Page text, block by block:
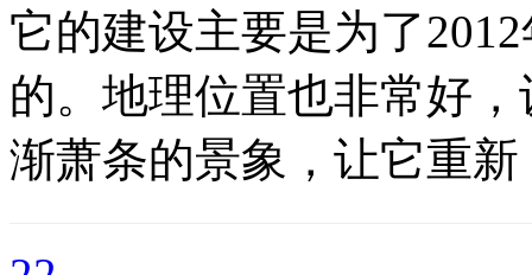
它的建设主要是为了
的。地理位置也非常好
渐萧条的景象，让它重新